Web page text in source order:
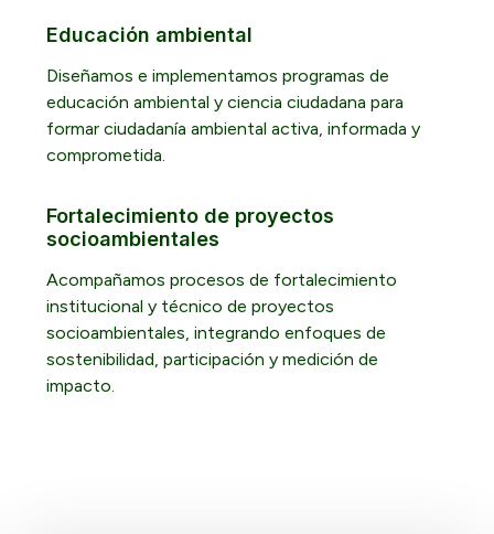
Educación ambiental
Diseñamos e implementamos programas de
educación ambiental y ciencia ciudadana para
formar ciudadanía ambiental activa, informada y
comprometida.
Fortalecimiento de proyectos
socioambientales
Acompañamos procesos de fortalecimiento
institucional y técnico de proyectos
socioambientales, integrando enfoques de
sostenibilidad, participación y medición de
impacto.